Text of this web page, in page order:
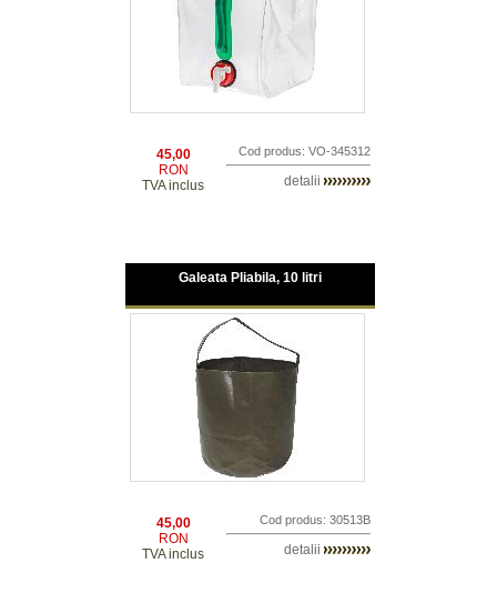
45,00
RON
TVA inclus
Cod produs: VO-345312
detalii
Galeata Pliabila, 10 litri
45,00
RON
TVA inclus
Cod produs: 30513B
detalii